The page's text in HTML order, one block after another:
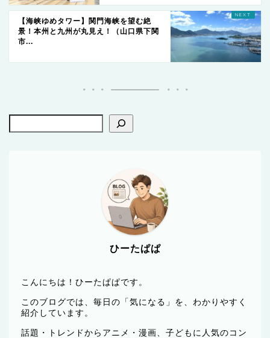
【海峡ゆめタワー】関門海峡を望む絶
景！本州と九州が丸見え！（山口県下関
市...
ひーたぱぱ
こんにちは！ひーたぱぱです。
このブログでは、毎日の「気になる」を、わかりやすく
紹介しています。
話題・トレンドからアニメ・漫画、子どもに人気のコン